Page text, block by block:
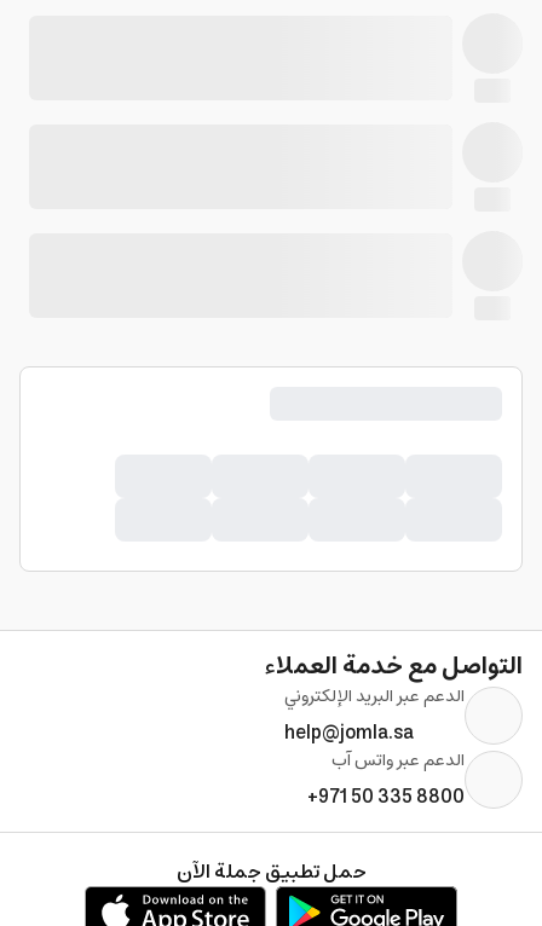
التواصل مع خدمة العملاء
الدعم عبر البريد الإلكتروني
help@jomla.sa
الدعم عبر واتس آب
+971 50 335 8800
حمل تطبيق جملة الآن